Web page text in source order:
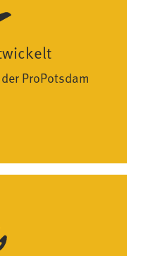
ProPotsdam